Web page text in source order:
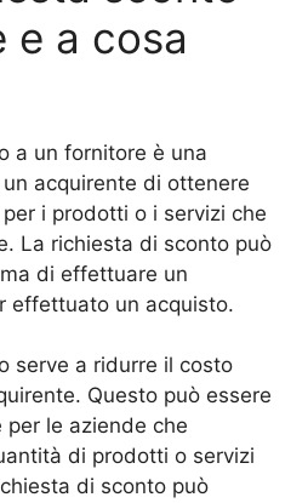
e a cosa
a un fornitore è una
acquirente di ottenere
i prodotti o i servizi che
La richiesta di sconto può
di effettuare un
effettuato un acquisto.
serve a ridurre il costo
Questo può essere
le aziende che
di prodotti o servizi
di sconto può